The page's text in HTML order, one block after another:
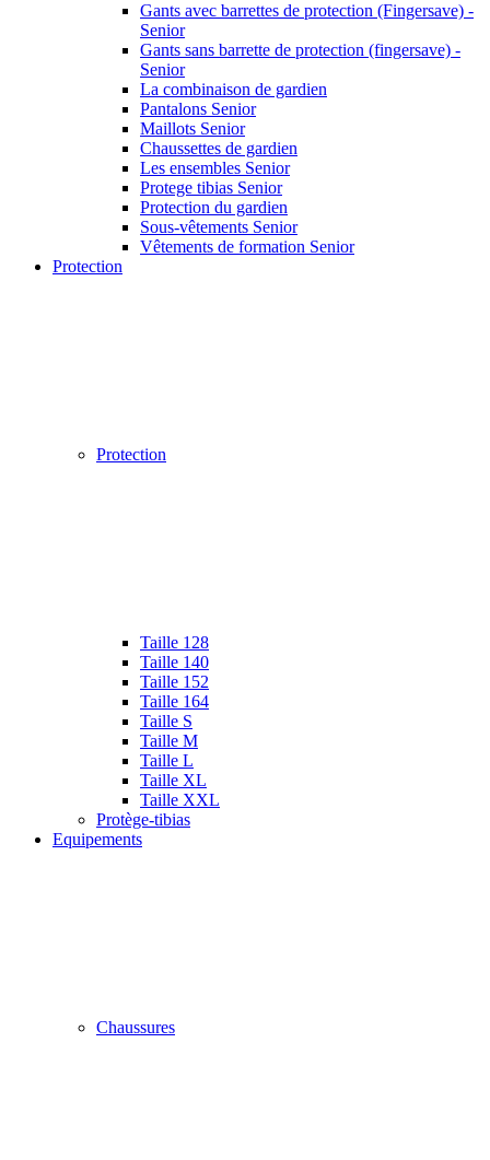
Gants avec barrettes de protection (Fingersave) -
Senior
Gants sans barrette de protection (fingersave) -
Senior
La combinaison de gardien
Pantalons Senior
Maillots Senior
Chaussettes de gardien
Les ensembles Senior
Protege tibias Senior
Protection du gardien
Sous-vêtements Senior
Vêtements de formation Senior
Protection
Protection
Taille 128
Taille 140
Taille 152
Taille 164
Taille S
Taille M
Taille L
Taille XL
Taille XXL
Protège-tibias
Equipements
Chaussures